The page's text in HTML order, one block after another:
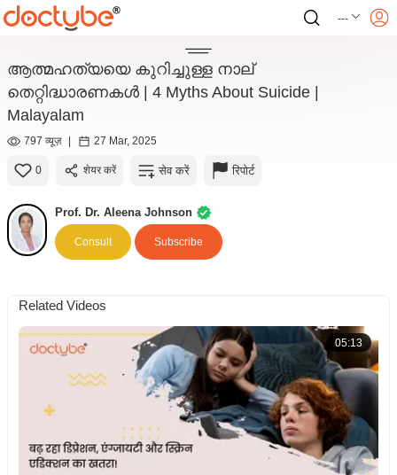
---
ആത്മഹത്യയെ കുറിച്ചുള്ള നാല്
തെറ്റിദ്ധാരണകൾ | 4 Myths About Suicide |
Malayalam
797 व्यूज़ | 27 Mar, 2025
0 शेयर करें सेव करें रिपोर्ट
Prof. Dr. Aleena Johnson
Consult Subscribe
Related Videos
05:13